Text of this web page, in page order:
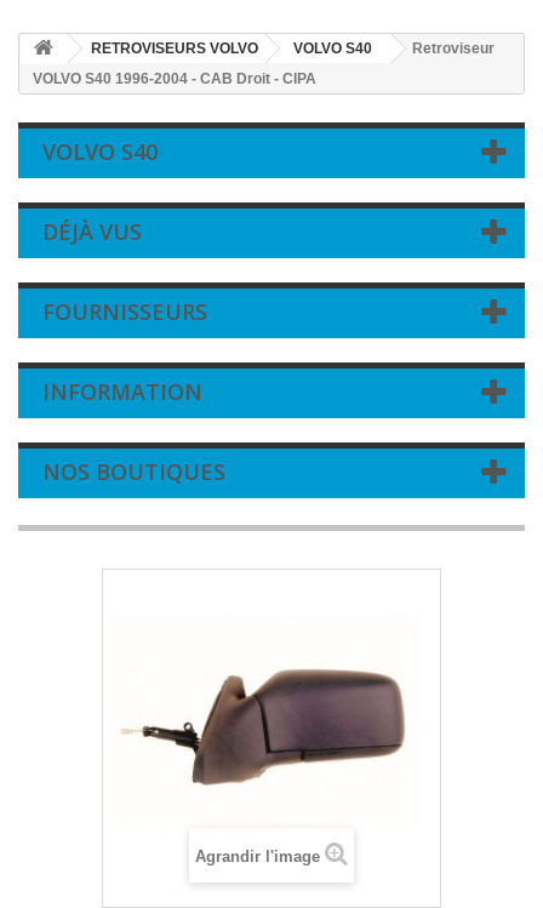
RETROVISEURS VOLVO VOLVO S40
Retroviseur
VOLVO S40 1996-2004 - CAB Droit - CIPA
VOLVO S40
DÉJÀ VUS
FOURNISSEURS
INFORMATION
NOS BOUTIQUES
Agrandir l'image